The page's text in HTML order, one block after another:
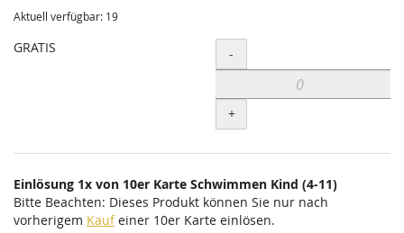
Aktuell verfügbar: 19
GRATIS Menge
-
+
Einlösung 1x von 10er Karte Schwimmen Kind (4-11)
Bitte Beachten: Dieses Produkt können Sie nur nach
vorherigem Kaufeiner 10er Karte einlösen.